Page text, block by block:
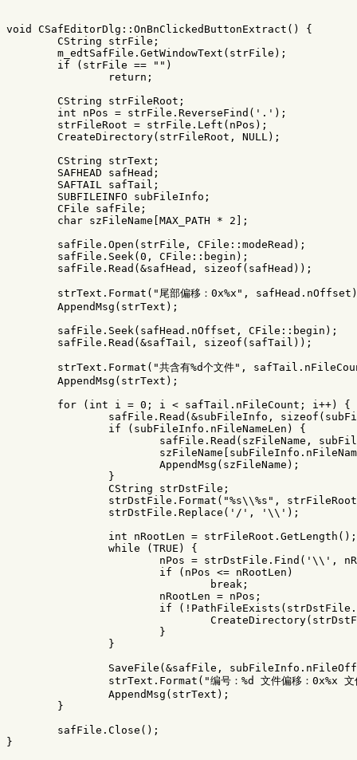
void CSafEditorDlg :: OnBnClickedButtonExtract ()
{
CString
strFile ;
m_edtSafFile . GetWindowText ( strFile );
if
( strFile == "" )
return ;
CString
strFileRoot ;
int
nPos = strFile . ReverseFind ( '.' );
strFileRoot = strFile . Left ( nPos );
CreateDirectory( strFileRoot , NULL );
CString
strText ;
SAFHEAD
safHead ;
SAFTAIL
safTail ;
SUBFILEINFO
subFileInfo ;
CFile
safFile ;
char szFileName MAX_PATH * 2 ];
safFile . Open ( strFile , CFile :: modeRead );
safFile . Seek ( 0 , CFile :: begin );
safFile . Read ( &safHead , sizeof ( safHead ));
strText . Format ( "尾部偏移：0x%x" , safHead . nOffset
AppendMsg ( strText );
safFile . Seek ( safHead . nOffset , CFile :: begin );
safFile . Read ( &safTail , sizeof ( safTail ));
strText . Format ( "共含有%d个文件" , safTail .
AppendMsg ( strText );
for
( int i = 0 ; i < safTail . nFileCount ; i ++)
{
safFile . Read ( &subFileInfo , sizeof (
if
( subFileInfo . nFileNameLen )
{
safFile . Read ( szFileName ,
szFileName
subFileInfo .
AppendMsg ( szFileName );
}
CString
strDstFile ;
strDstFile . Format ( "%s\\%s" ,
strFileRoot
strDstFile . Replace ( '/' , '\\' );
int
nRootLen = strFileRoot . GetLength ();
while
( TRUE )
{
nPos = strDstFile . Find ( '\\' ,
if
( nPos <= nRootLen )
break ;
nRootLen = nPos ;
if
( ! PathFileExists ( strDstFile .
CreateDirectory(
}
}
SaveFile ( &safFile , subFileInfo .
strText . Format ( "编号：%d 文件偏移：0x%x 文
AppendMsg ( strText );
}
safFile . Close ();
}